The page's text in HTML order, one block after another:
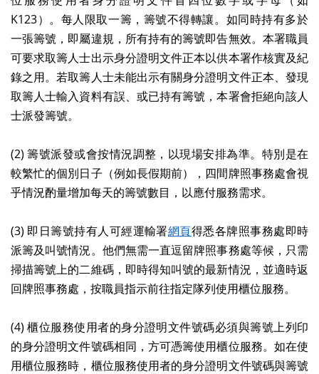
K123）。每人限取一籌，籌號不得轉讓。如同時持有多於
一張籌號，即屬違規，所有持有的籌號即告無效。本署職員
可要求取籌人士出示身分證明文件正本以供本署作核實及紀
錄之用。若取籌人士未能出示有關身分證明文件正本、發現
取籌人士輸入資料有誤、或已持有籌號，本署會拒絕向該人
士派發籌號。
(2) 籌號派發或會按情況調整，以現場安排為準。特別是在
較繁忙的個別日子（例如長假期前），四間牌照事務處會視
乎情況酌量增加每天的籌號數目，以應付服務需求。
(3) 即日籌號持有人可經運輸署網頁得悉各牌照事務處即時
派籌及叫號情況。他們無需一直逗留牌照事務處等候，只需
掃描籌號上的二維碼，即時得知叫號的最新情況，並適時返
回牌照事務處，按職員指示前往指定隊列使用櫃位服務。
(4) 櫃位服務使用者的身分證明文件號碼必須與籌號上列印
的身分證明文件號碼相同，方可憑籌使用櫃位服務。如在使
用櫃位服務時，櫃位服務使用者的身分證明文件號碼與籌號